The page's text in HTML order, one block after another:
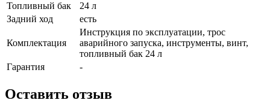
Топливный бак
24 л
Задний ход
есть
Комплектация
Инструкция по эксплуатации, трос
аварийного запуска, инструменты, винт,
топливный бак 24 л
Гарантия
-
Оставить отзыв